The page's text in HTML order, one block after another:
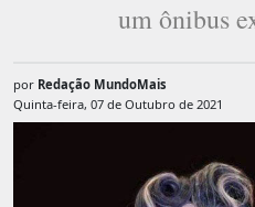
um ônibus
por Redação MundoMais
Quinta-feira, 07 de Outubro de 2021